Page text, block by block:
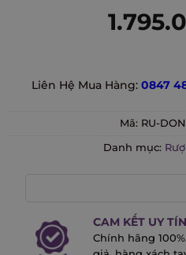
Liên Hệ Mua Hàng: 0847
Mã: RU-
Danh mục:
CAM KẾT UY
Chính hãng